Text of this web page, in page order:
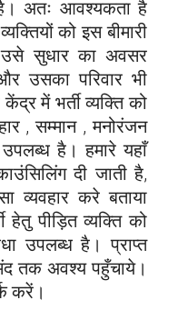
अतः आवश्यकता है
को इस बीमारी
सुधार का अवसर
उसका परिवार भी
में भर्ती व्यक्ति को
, सम्मान , मनोरंजन
है। हमारे यहाँ
दी जाती है,
व्यवहार करे बताया
हेतु पीड़ित व्यक्ति को
उपलब्ध है। प्राप्त
तक अवश्य पहुँचाये।
करें।